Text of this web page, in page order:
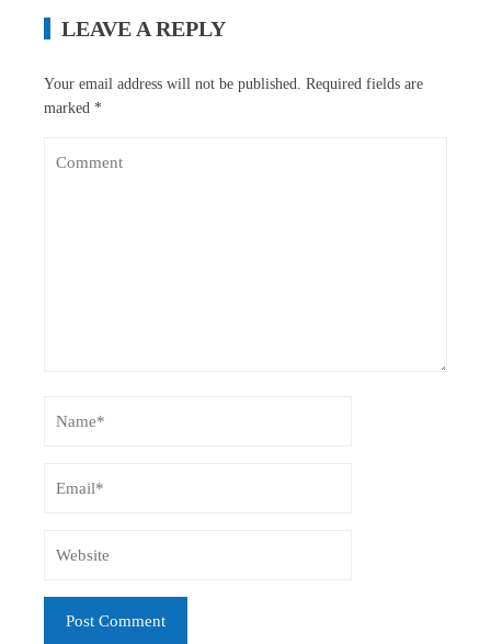
LEAVE A REPLY
Your email address will not be published. Required fields are
marked *